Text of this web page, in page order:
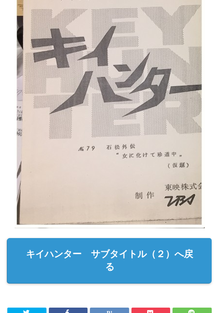
キイハンター サブタイトル（２）へ戻
る